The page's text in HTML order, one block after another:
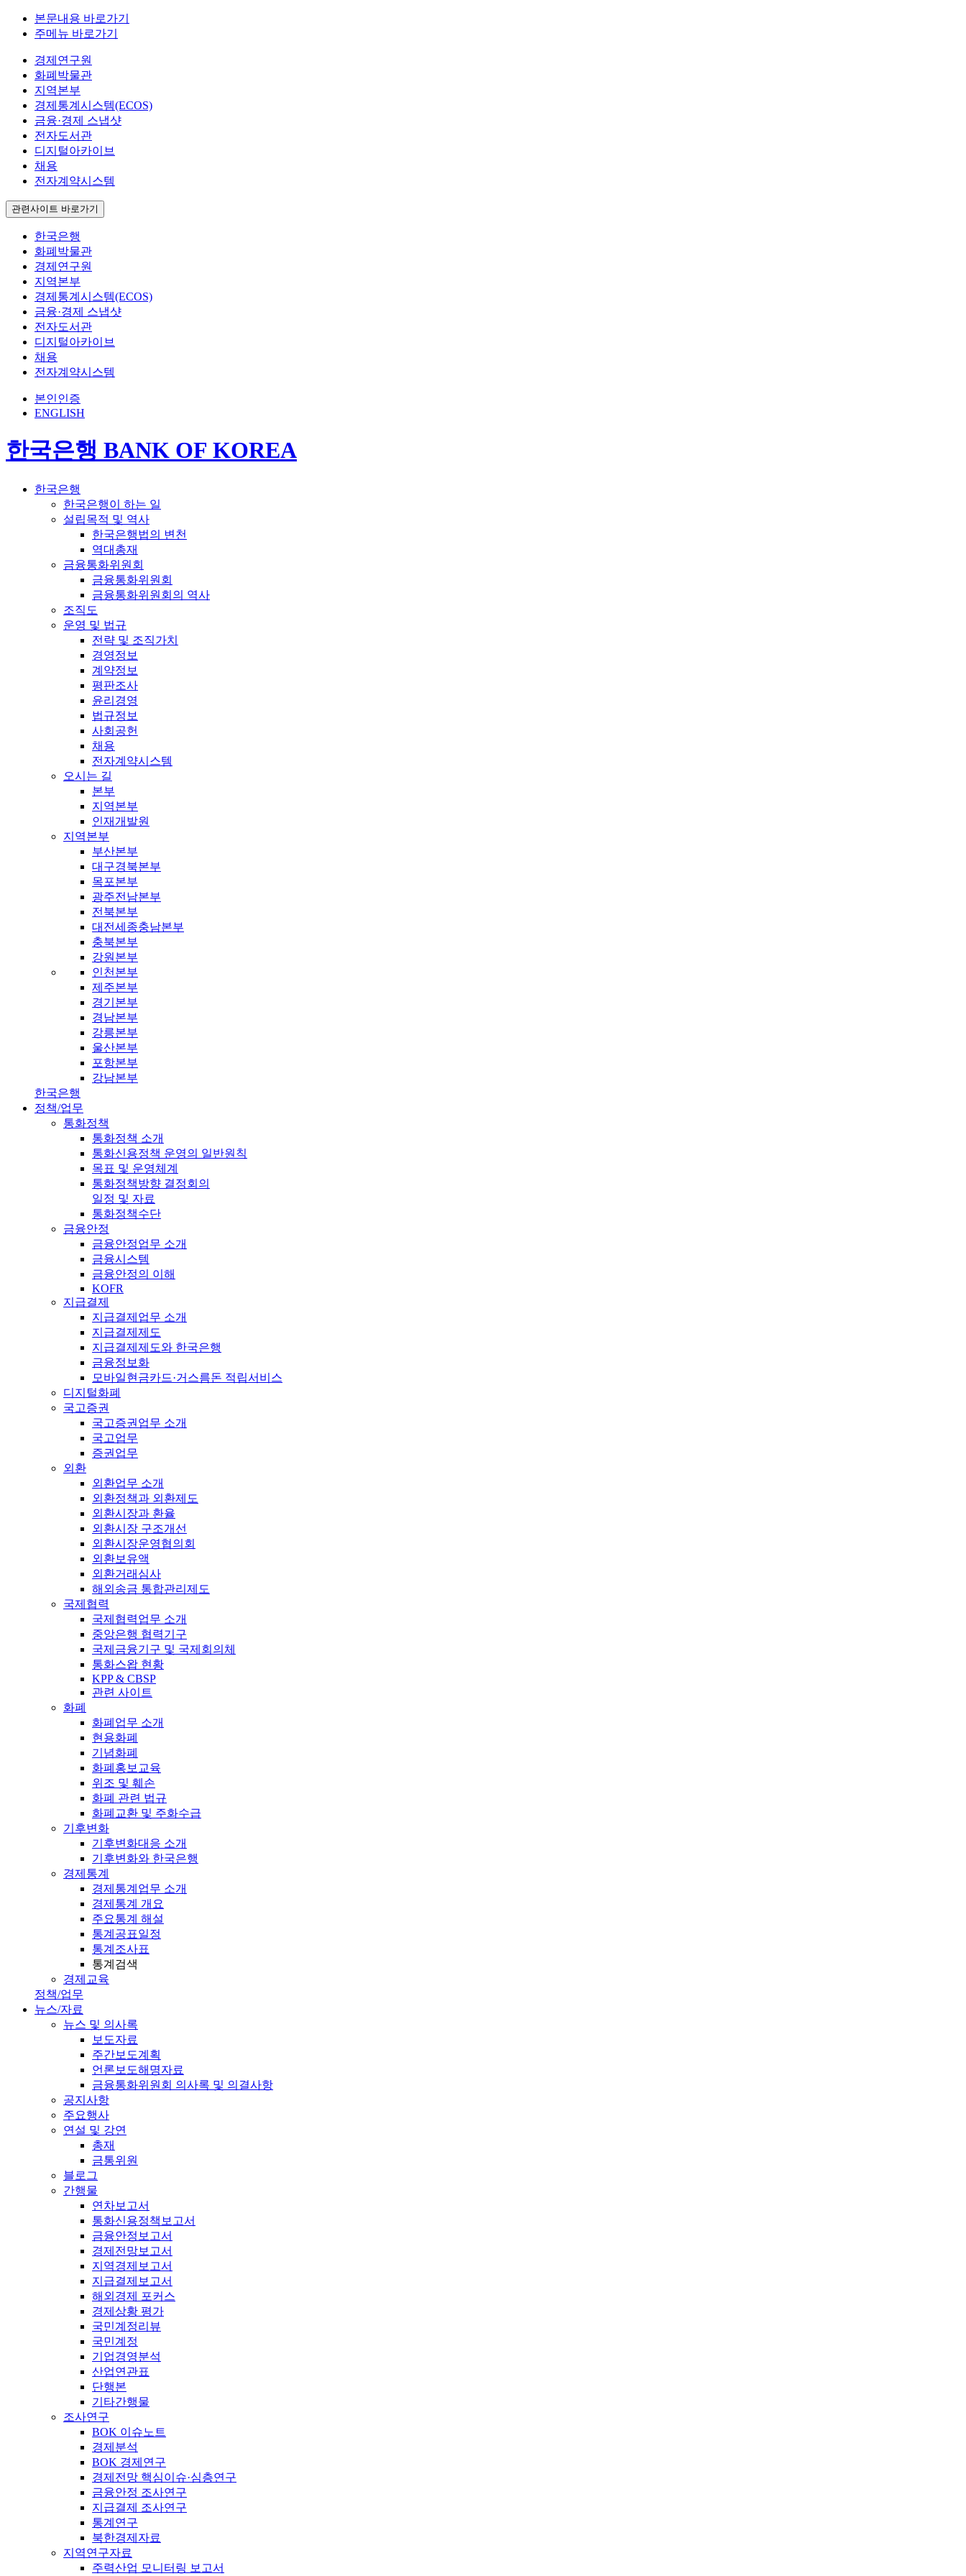
본문내용 바로가기
주메뉴 바로가기
경제연구원
화폐박물관
지역본부
경제통계시스템(ECOS)
금융·경제 스냅샷
전자도서관
디지털아카이브
채용
전자계약시스템
관련사이트 바로가기
한국은행
화폐박물관
경제연구원
지역본부
경제통계시스템(ECOS)
금융·경제 스냅샷
전자도서관
디지털아카이브
채용
전자계약시스템
본인인증
ENGLISH
한국은행 BANK OF KOREA
한국은행
한국은행이 하는 일
설립목적 및 역사
한국은행법의 변천
역대총재
금융통화위원회
금융통화위원회
금융통화위원회의 역사
조직도
운영 및 법규
전략 및 조직가치
경영정보
계약정보
평판조사
윤리경영
법규정보
사회공헌
채용
전자계약시스템
오시는 길
본부
지역본부
인재개발원
지역본부
부산본부
대구경북본부
목포본부
광주전남본부
전북본부
대전세종충남본부
충북본부
강원본부
인천본부
제주본부
경기본부
경남본부
강릉본부
울산본부
포항본부
강남본부
한국은행
정책/업무
통화정책
통화정책 소개
통화신용정책 운영의 일반원칙
목표 및 운영체계
통화정책방향 결정회의
일정 및 자료
통화정책수단
금융안정
금융안정업무 소개
금융시스템
금융안정의 이해
KOFR
지급결제
지급결제업무 소개
지급결제제도
지급결제제도와 한국은행
금융정보화
모바일현금카드·거스름돈 적립서비스
디지털화폐
국고증권
국고증권업무 소개
국고업무
증권업무
외환
외환업무 소개
외환정책과 외환제도
외환시장과 환율
외환시장 구조개선
외환시장운영협의회
외환보유액
외환거래심사
해외송금 통합관리제도
국제협력
국제협력업무 소개
중앙은행 협력기구
국제금융기구 및 국제회의체
통화스왑 현황
KPP & CBSP
관련 사이트
화폐
화폐업무 소개
현용화폐
기념화폐
화폐홍보교육
위조 및 훼손
화폐 관련 법규
화폐교환 및 주화수급
기후변화
기후변화대응 소개
기후변화와 한국은행
경제통계
경제통계업무 소개
경제통계 개요
주요통계 해설
통계공표일정
통계조사표
통계검색
경제교육
정책/업무
뉴스/자료
뉴스 및 의사록
보도자료
주간보도계획
언론보도해명자료
금융통화위원회 의사록 및 의결사항
공지사항
주요행사
연설 및 강연
총재
금통위원
블로그
간행물
연차보고서
통화신용정책보고서
금융안정보고서
경제전망보고서
지역경제보고서
지급결제보고서
해외경제 포커스
경제상황 평가
국민계정리뷰
국민계정
기업경영분석
산업연관표
단행본
기타간행물
조사연구
BOK 이슈노트
경제분석
BOK 경제연구
경제전망 핵심이슈·심층연구
금융안정 조사연구
지급결제 조사연구
통계연구
북한경제자료
지역연구자료
주력산업 모니터링 보고서